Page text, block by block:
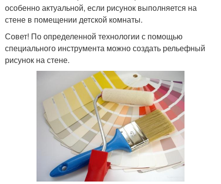
особенно актуальной, если рисунок выполняется на
стене в помещении детской комнаты.
Совет! По определенной технологии с помощью
специального инструмента можно создать рельефный
рисунок на стене.